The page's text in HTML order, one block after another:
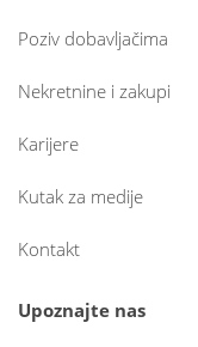
Poziv dobavljačima
Nekretnine i zakupi
Karijere
Kutak za medije
Kontakt
Upoznajte nas